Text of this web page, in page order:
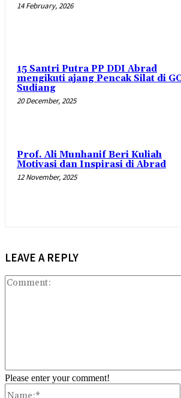
14 February, 2026
15 Santri Putra PP DDI Abrad
mengikuti ajang Pencak Silat di
Sudiang
20 December, 2025
Prof. Ali Munhanif Beri Kuliah
Motivasi dan Inspirasi di Abrad
12 November, 2025
LEAVE A REPLY
Please enter your comment!